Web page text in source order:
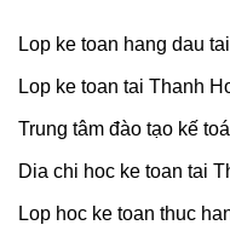
Lop ke toan hang dau
Lop ke toan tai Thanh
Trung tâm đào tạo kế
Dia chi hoc ke toan tai
Lop hoc ke toan thuc